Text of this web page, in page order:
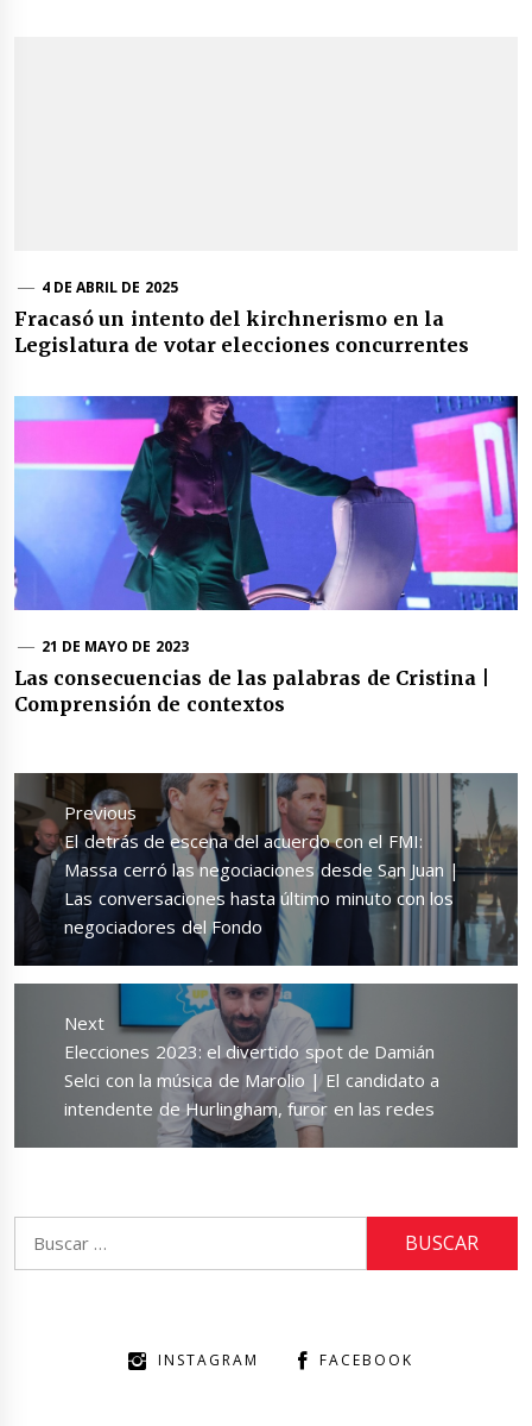
4 DE ABRIL DE 2025
Fracasó un intento del kirchnerismo en la
Legislatura de votar elecciones concurrentes
21 DE MAYO DE 2023
Las consecuencias de las palabras de Cristina |
Comprensión de contextos
Navegación
de
entradas
Previous
Previous
post:
El detrás de escena del acuerdo con el FMI:
Massa cerró las negociaciones desde San Juan |
Las conversaciones hasta último minuto con los
negociadores del Fondo
Next
Next
post:
Elecciones 2023: el divertido spot de Damián
Selci con la música de Marolio | El candidato a
intendente de Hurlingham, furor en las redes
INSTAGRAM FACEBOOK